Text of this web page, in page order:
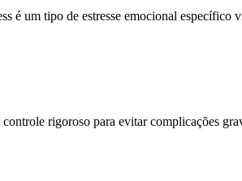
é um tipo de estresse emocional específico
rigoroso para evitar complicações